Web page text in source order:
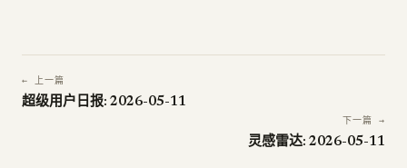
← 上一篇
超级用户日报: 2026-05-11
下一篇 →
灵感雷达: 2026-05-11